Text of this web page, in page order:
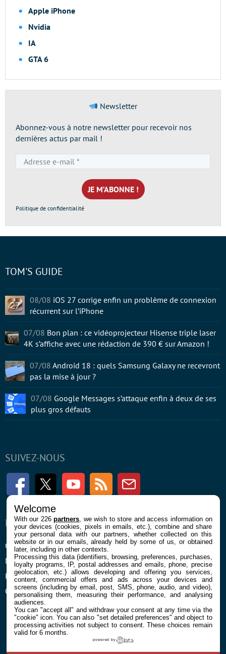
Apple iPhone
Nvidia
IA
GTA 6
Newsletter
Abonnez-vous à notre newsletter pour recevoir nos
dernières actus par mail !
e-
mail
*
Politique de confidentialité
SUIVEZ-NOUS
FacebookTwitter Youtube RSS Newsletter
ENTREPRISE
Confidentialité et Cookies
Mentions légales et CGU
Préférences Cookies
Qui sommes nous
À PROPOS
Contact
TOM'S GUIDE
08/08 iOS 27 corrige enfin un problème de connexion
récurrent sur l’iPhone
07/08 Bon plan : ce vidéoprojecteur Hisense triple laser
4K s’affiche avec une rédaction de 390 € sur Amazon !
07/08 Android 18 : quels Samsung Galaxy ne recevront
pas la mise à jour ?
07/08 Google Messages s’attaque enfin à deux de ses
plus gros défauts
Welcome
With our 226partners , we wish to store and access information on
your devices (cookies, pixels in emails, etc.), combine and share
your personal data with our partners, whether collected on this
website or in our emails, already held by some of us, or obtained
later, including in other contexts.
Processing this data (identifiers, browsing, preferences, purchases,
loyalty programs, IP, postal addresses and emails, phone, precise
geolocation, etc.) allows developing and offering you services,
content, commercial offers and ads across your devices and
screens (including by email, post, SMS, phone, audio, and video),
personalising them, measuring their performance, and analysing
audiences.
You can "accept all" and withdraw your consent at any time via the
"cookie" icon. You can also "set detailed preferences" and object to
processing activities not subject to consent. These choices remain
valid for 6 months.
powered by